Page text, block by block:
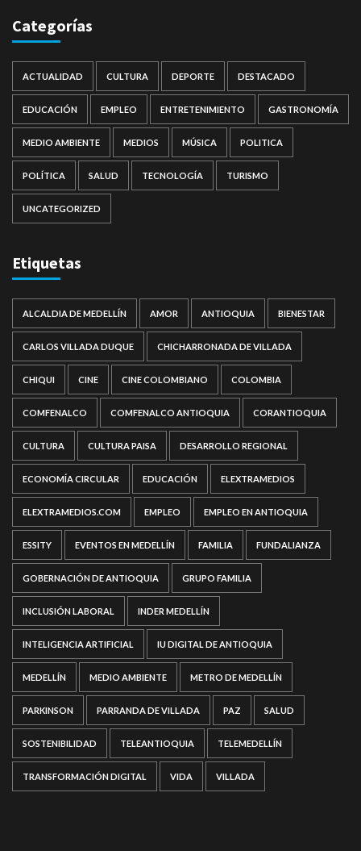
Categorías
ACTUALIDAD CULTURA DEPORTE DESTACADO
EDUCACIÓN EMPLEO ENTRETENIMIENTO GASTRONOMÍA
MEDIO AMBIENTE MEDIOS MÚSICA POLITICA
POLÍTICA SALUD TECNOLOGÍA TURISMO
UNCATEGORIZED
Etiquetas
ALCALDIA DE MEDELLÍN AMOR ANTIOQUIA BIENESTAR
CARLOS VILLADA DUQUE CHICHARRONADA DE VILLADA
CHIQUI CINE CINE COLOMBIANO COLOMBIA
COMFENALCO COMFENALCO ANTIOQUIA CORANTIOQUIA
CULTURA CULTURA PAISA DESARROLLO REGIONAL
ECONOMÍA CIRCULAR EDUCACIÓN ELEXTRAMEDIOS
ELEXTRAMEDIOS.COM EMPLEO EMPLEO EN ANTIOQUIA
ESSITY EVENTOS EN MEDELLÍN FAMILIA FUNDALIANZA
GOBERNACIÓN DE ANTIOQUIA GRUPO FAMILIA
INCLUSIÓN LABORAL INDER MEDELLÍN
INTELIGENCIA ARTIFICIAL IU DIGITAL DE ANTIOQUIA
MEDELLÍN MEDIO AMBIENTE METRO DE MEDELLÍN
PARKINSON PARRANDA DE VILLADA PAZ SALUD
SOSTENIBILIDAD TELEANTIOQUIA TELEMEDELLÍN
TRANSFORMACIÓN DIGITAL VIDA VILLADA